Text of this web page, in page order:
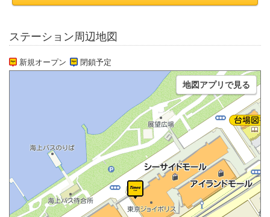
ステーション周辺地図
新規オープン 閉鎖予定
地図アプリで見る